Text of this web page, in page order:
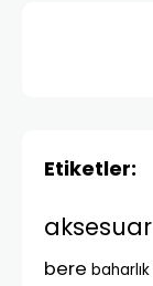
Etiketler:
aksesuar
bere baharlık